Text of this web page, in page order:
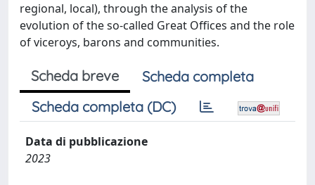
regional, local), through the analysis of the
evolution of the so-called Great Offices and the role
of viceroys, barons and communities.
Scheda breve
Scheda completa
Scheda completa (DC)
Data di pubblicazione
2023